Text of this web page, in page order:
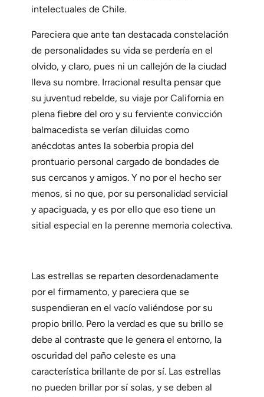
intelectuales de Chile.
Pareciera que ante tan destacada constelación
de personalidades su vida se perdería en el
olvido, y claro, pues ni un callejón de la ciudad
lleva su nombre. Irracional resulta pensar que
su juventud rebelde, su viaje por California en
plena fiebre del oro y su ferviente convicción
balmacedista se verían diluidas como
anécdotas antes la soberbia propia del
prontuario personal cargado de bondades de
sus cercanos y amigos. Y no por el hecho ser
menos, si no que, por su personalidad servicial
y apaciguada, y es por ello que eso tiene un
sitial especial en la perenne memoria colectiva.
Las estrellas se reparten desordenadamente
por el firmamento, y pareciera que se
suspendieran en el vacío valiéndose por su
propio brillo. Pero la verdad es que su brillo se
debe al contraste que le genera el entorno, la
oscuridad del paño celeste es una
característica brillante de por sí. Las estrellas
no pueden brillar por sí solas, y se deben al